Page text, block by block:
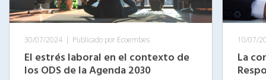
30/07/2024 | Publicado por Ecoembes
El estrés laboral en el contexto de
los ODS de la Agenda 2030
10/07/
La